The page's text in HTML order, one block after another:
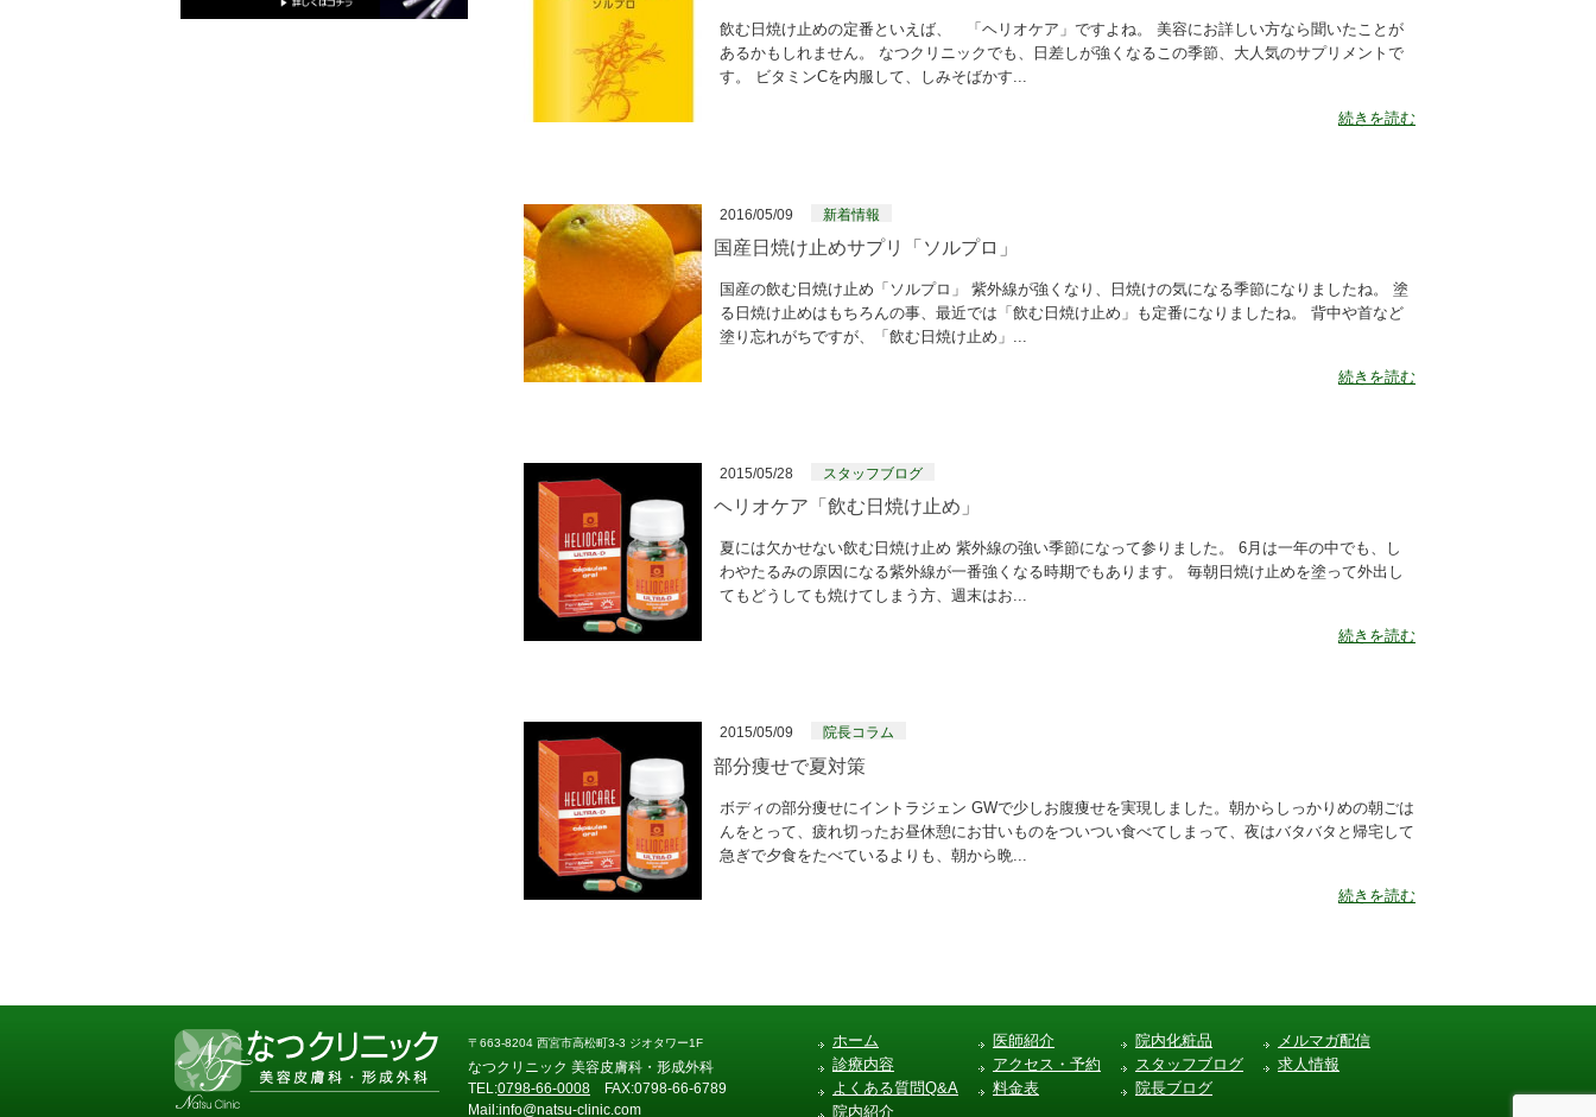
飲む日焼け止めの定番といえば、 「ヘリオケア」ですよね。 美容にお詳しい方なら聞いたことが
あるかもしれません。 なつクリニックでも、日差しが強くなるこの季節、大人気のサプリメントで
す。 ビタミンCを内服して、しみそばかす...
続きを読む
2016/05/09 新着情報
国産日焼け止めサプリ「ソルプロ」
国産の飲む日焼け止め「ソルプロ」 紫外線が強くなり、日焼けの気になる季節になりましたね。 塗
る日焼け止めはもちろんの事、最近では「飲む日焼け止め」も定番になりましたね。 背中や首など
塗り忘れがちですが、「飲む日焼け止め」...
続きを読む
2015/05/28 スタッフブログ
ヘリオケア「飲む日焼け止め」
夏には欠かせない飲む日焼け止め 紫外線の強い季節になって参りました。 6月は一年の中でも、し
わやたるみの原因になる紫外線が一番強くなる時期でもあります。 毎朝日焼け止めを塗って外出し
てもどうしても焼けてしまう方、週末はお...
続きを読む
2015/05/09 院長コラム
部分痩せで夏対策
ボディの部分痩せにイントラジェン GWで少しお腹痩せを実現しました。朝からしっかりめの朝ごは
んをとって、疲れ切ったお昼休憩にお甘いものをついつい食べてしまって、夜はバタバタと帰宅して
急ぎで夕食をたべているよりも、朝から晩...
続きを読む
〒663-8204 西宮市高松町3-3 ジオタワー1F
なつクリニック 美容皮膚科・形成外科
TEL:0798-66-0008 FAX:0798-66-6789
Mail:info@natsu-clinic.com
ホーム
診療内容
よくある質問Q&A
院内紹介
医師紹介
アクセス・予約
料金表
院内化粧品
スタッフブログ
院長ブログ
メルマガ配信
求人情報